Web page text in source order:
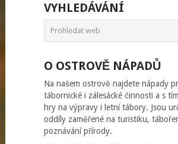
VYHLEDÁVÁNÍ
O OSTROVĚ NÁPADŮ
Na našem ostrově najdete nápady
tábornické i zálesácké činnosti a s
hry na výpravy i letní tábory. Jsou
oddíly zaměřené na turistiku,
poznávání přírody.